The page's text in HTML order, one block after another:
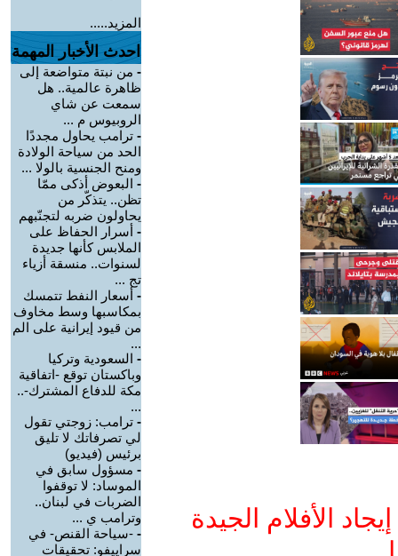
الأفلام الجيدة
المزيد.....
احدث الأخبار المهمة
- من نبتة متواضعة إلى
ظاهرة عالمية.. هل
سمعت عن شاي
الروبيوس م ...
- ترامب يحاول مجددًا
الحد من سياحة الولادة
ومنح الجنسية بالولا ...
- البعوض أذكى ممّا
تظن.. يتذكّر من
يحاولون ضربه لتجنّبهم
- أسرار الحفاظ على
الملابس كأنها جديدة
لسنوات.. منسقة أزياء
تج ...
- أسعار النفط تتمسك
بمكاسبها وسط مخاوف
من قيود إيرانية على الم
...
- السعودية وتركيا
وباكستان توقع -اتفاقية
مكة للدفاع المشترك-..
...
- ترامب: زوجتي تقول
لي تصرفاتك لا تليق
برئيس (فيديو)
- مسؤول سابق في
الموساد: لا توقفوا
الضربات في لبنان..
وترامب ي ...
- -سياحة القنص- في
سراييفو: تحقيقات